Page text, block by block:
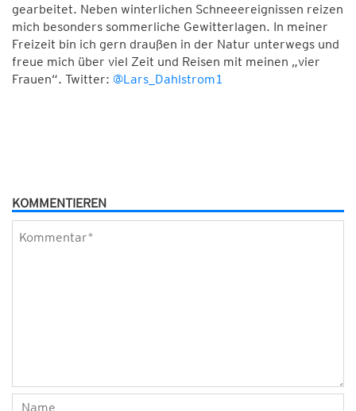
gearbeitet. Neben winterlichen Schneeereignissen reizen
mich besonders sommerliche Gewitterlagen. In meiner
Freizeit bin ich gern draußen in der Natur unterwegs und
freue mich über viel Zeit und Reisen mit meinen „vier
Frauen“. Twitter: @Lars_Dahlstrom1
KOMMENTIEREN